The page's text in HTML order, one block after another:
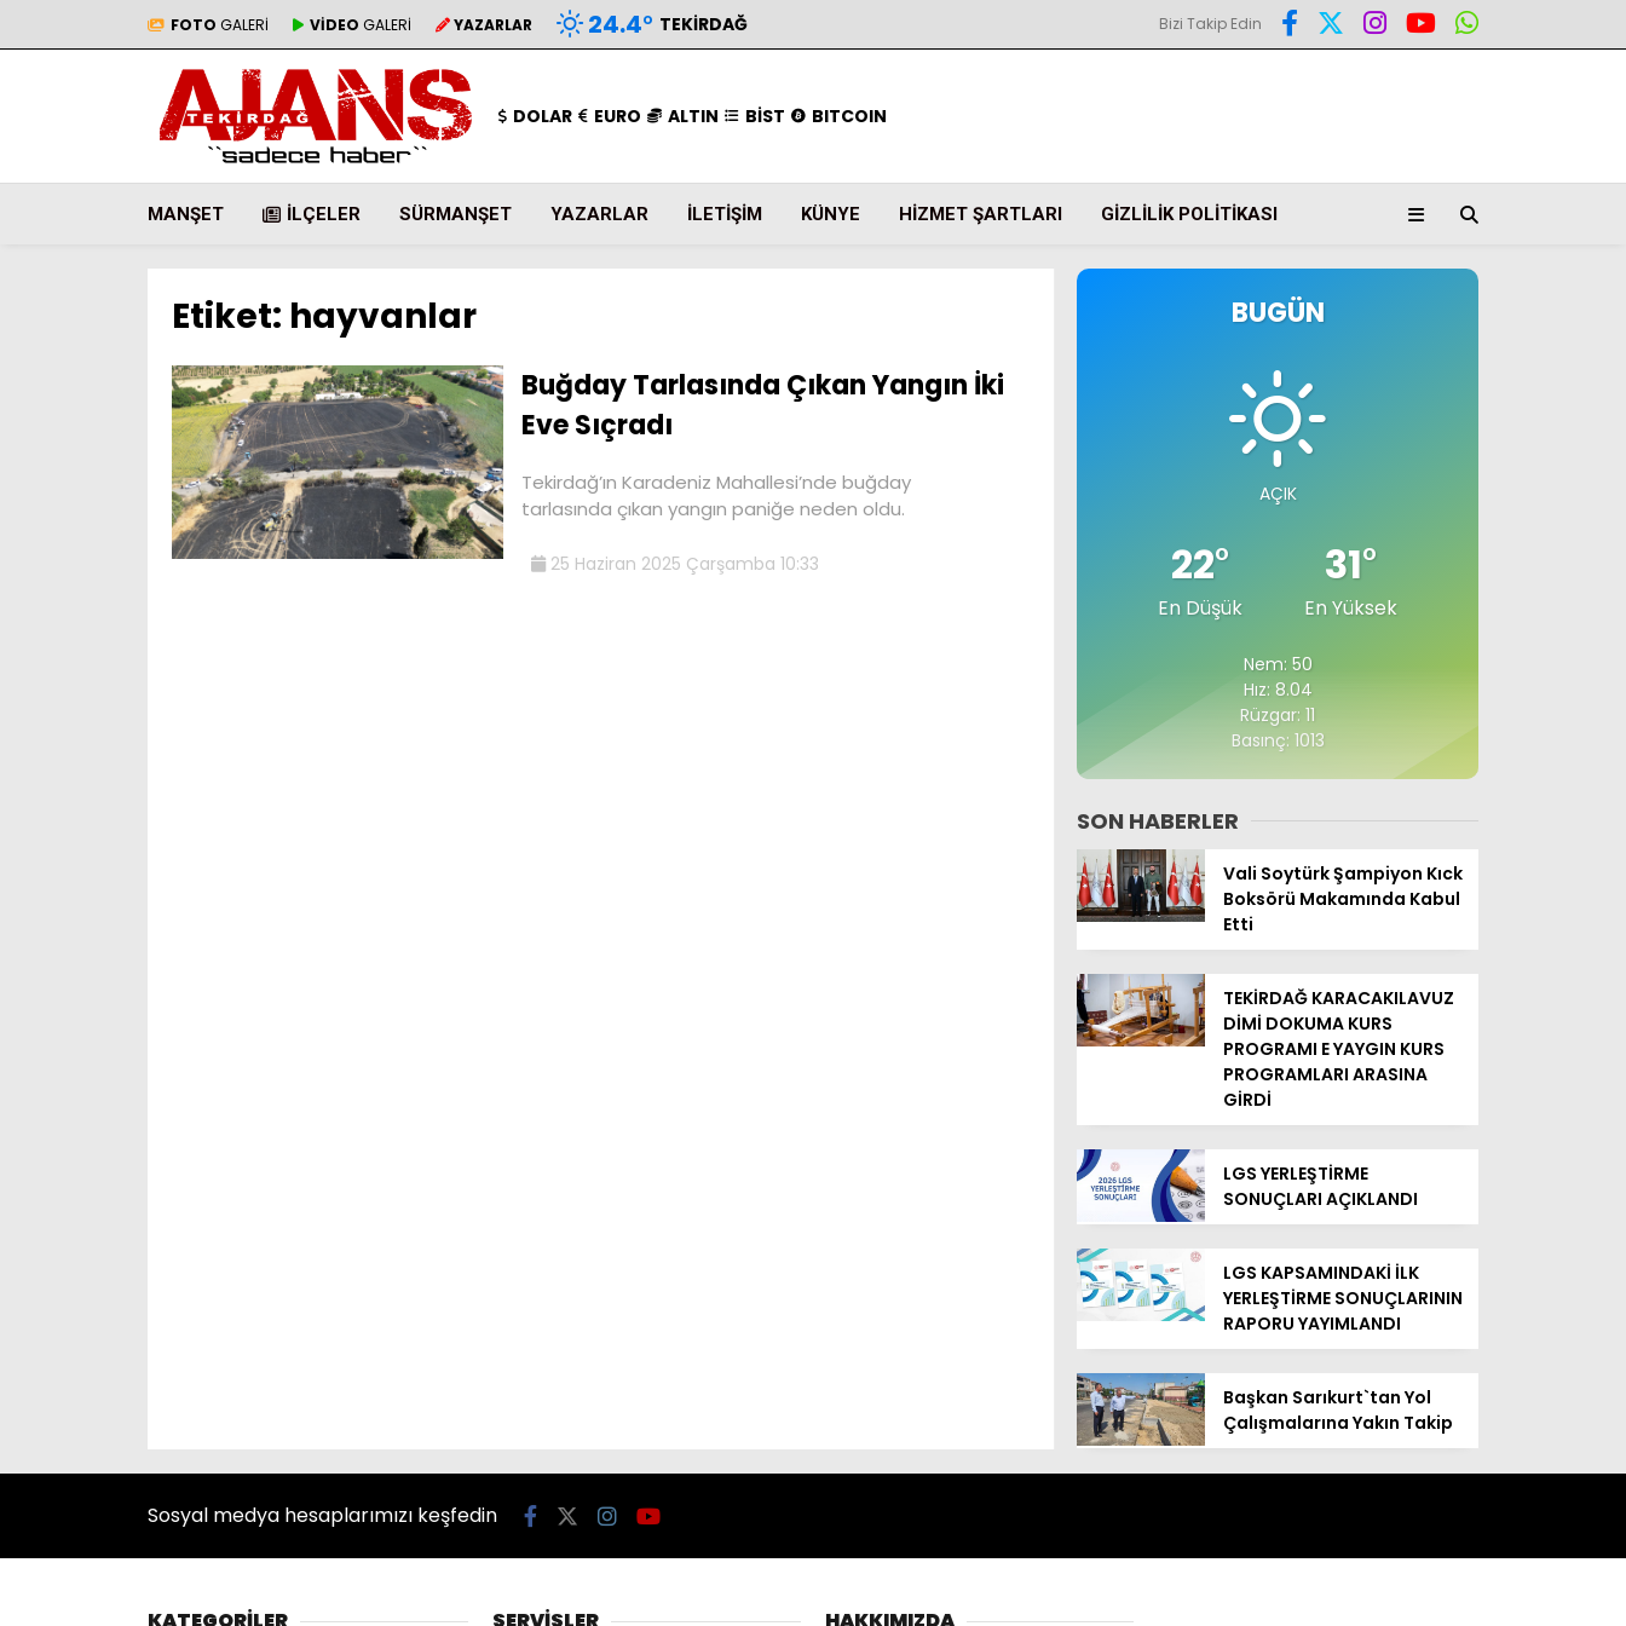
FOTO GALERİ VİDEO GALERİ YAZARLAR 24.4° TEKIRDAĞ Bizi Takip Edin
DOLAR EURO ALTIN BİST BITCOIN
MANŞET İLÇELER SÜRMANŞET YAZARLAR İLETIŞIM KÜNYE HIZMET ŞARTLARI GIZLILIK POLITIKASI
Etiket: hayvanlar
Buğday Tarlasında Çıkan Yangın İki
Eve Sıçradı
Tekirdağ’ın Karadeniz Mahallesi’nde buğday
tarlasında çıkan yangın paniğe neden oldu.
25 Haziran 2025 Çarşamba 10:33
BUGÜN
AÇIK
22°
En Düşük
31°
En Yüksek
Nem: 50
Hız: 8.04
Rüzgar: 11
Basınç: 1013
SON HABERLER
Vali Soytürk Şampiyon Kıck
Boksörü Makamında Kabul
Etti
TEKİRDAĞ KARACAKILAVUZ
DİMİ DOKUMA KURS
PROGRAMI E YAYGIN KURS
PROGRAMLARI ARASINA
GİRDİ
LGS YERLEŞTİRME
SONUÇLARI AÇIKLANDI
LGS KAPSAMINDAKİ İLK
YERLEŞTİRME SONUÇLARININ
RAPORU YAYIMLANDI
Başkan Sarıkurt`tan Yol
Çalışmalarına Yakın Takip
Sosyal medya hesaplarımızı keşfedin